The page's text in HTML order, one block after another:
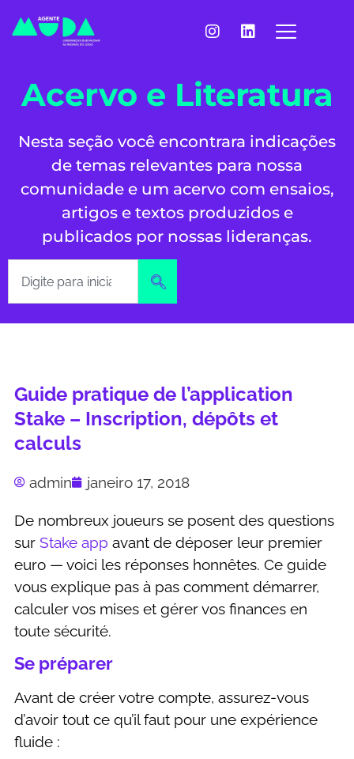
Acervo e Literatura
Nesta seção você encontrara indicações
de temas relevantes para nossa
comunidade e um acervo com ensaios,
artigos e textos produzidos e
publicados por nossas lideranças.
Guide pratique de l’application
Stake – Inscription, dépôts et
calculs
admin janeiro 17, 2018
De nombreux joueurs se posent des questions
sur Stake app avant de déposer leur premier
euro — voici les réponses honnêtes. Ce guide
vous explique pas à pas comment démarrer,
calculer vos mises et gérer vos finances en
toute sécurité.
Se préparer
Avant de créer votre compte, assurez-vous
d’avoir tout ce qu’il faut pour une expérience
fluide :